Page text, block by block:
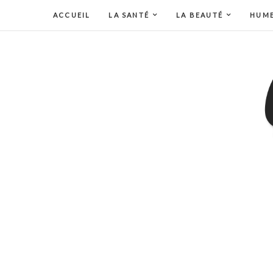
ACCUEIL LA SANTÉ LA BEAUTÉ